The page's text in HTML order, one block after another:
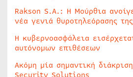
Rakson S.A.: Η Μούρθια
νέα γενιά θυροτηλεόρασης
Η κυβερνοασφάλεια
αυτόνομων επιθέσεων
Ακόμη μία σημαντική